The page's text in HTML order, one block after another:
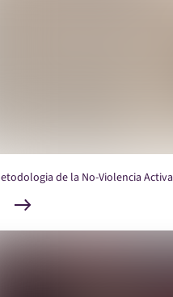
de la No-Violencia Activa